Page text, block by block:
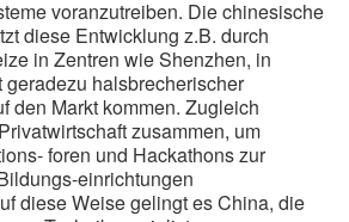
voranzutreiben. Die chinesische
diese Entwicklung z.B. durch
in Zentren wie Shenzhen, in
halsbrecherischer
den Markt kommen. Zugleich
zusammen, um
foren und Hackathons zur
einrichtungen
diese Weise gelingt es China, die